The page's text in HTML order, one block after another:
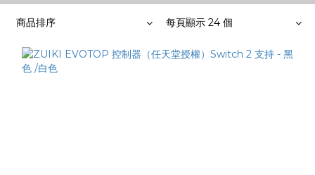
商品排序 每頁顯示 24 個